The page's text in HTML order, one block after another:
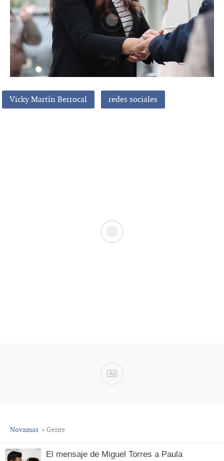
Vicky Martín Berrocal redes sociales
Ad
Novamas » Gente
El mensaje de Miguel Torres a Paula